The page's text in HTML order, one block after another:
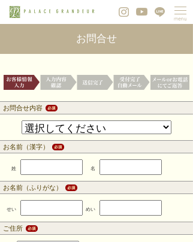
お問合せ
お問合せ内容
お名前（漢字）
姓 名
お名前（ふりがな）
せい めい
ご住所